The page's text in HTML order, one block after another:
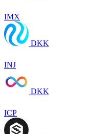
IMX
DKK
INJ
DKK
ICP